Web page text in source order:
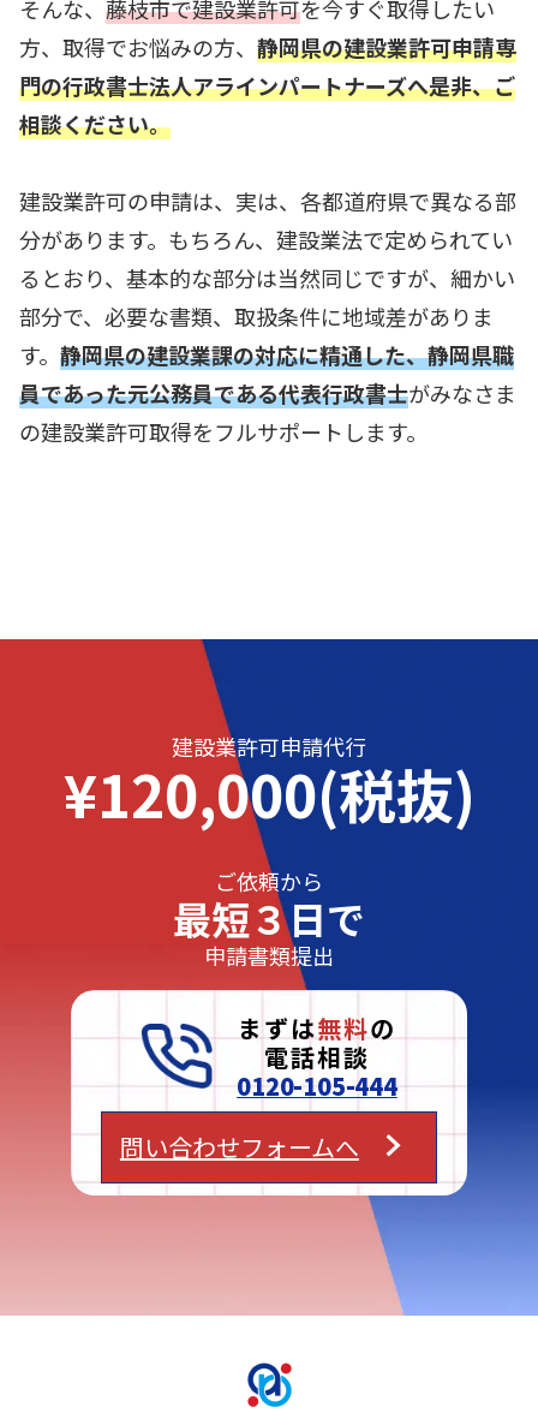
そんな、藤枝市で建設業許可を今すぐ取得したい
方、取得でお悩みの方、静岡県の建設業許可申請専
門の行政書士法人アラインパートナーズへ是非、ご
相談ください。
建設業許可の申請は、実は、各都道府県で異なる部
分があります。もちろん、建設業法で定められてい
るとおり、基本的な部分は当然同じですが、細かい
部分で、必要な書類、取扱条件に地域差がありま
す。静岡県の建設業課の対応に精通した、静岡県職
員であった元公務員である代表行政書士がみなさま
の建設業許可取得をフルサポートします。
建設業許可申請代行
¥120,000(税抜)
ご依頼から
最短３日で
申請書類提出
まずは無料の
電話相談
0120-105-444
問い合わせフォームへ